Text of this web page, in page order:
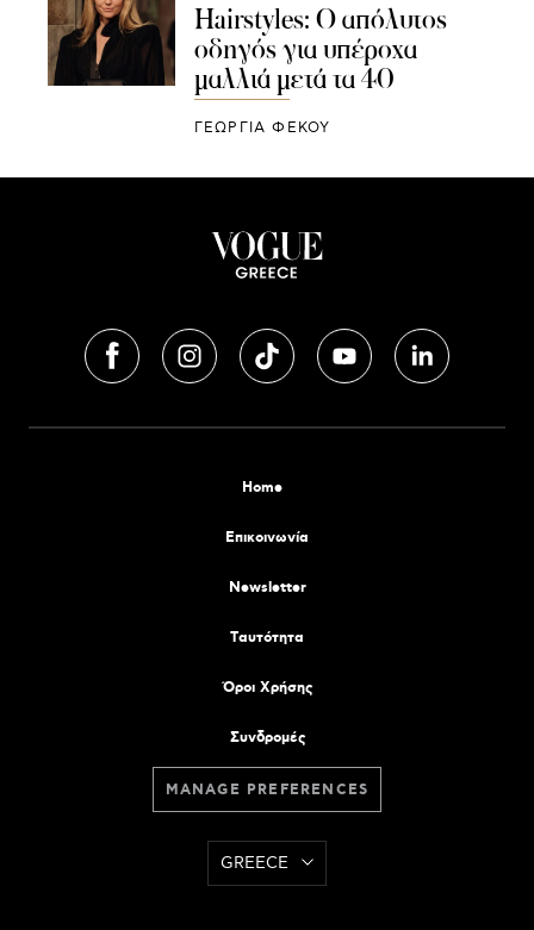
Hairstyles: Ο απόλυτος
οδηγός για υπέροχα
μαλλιά μετά τα 40
ΓΕΩΡΓΙΑ ΦΕΚΟΥ
Home
Επικοινωνία
Newsletter
Tαυτότητα
Όροι Χρήσης
Συνδρομές
MANAGE PREFERENCES
GREECE